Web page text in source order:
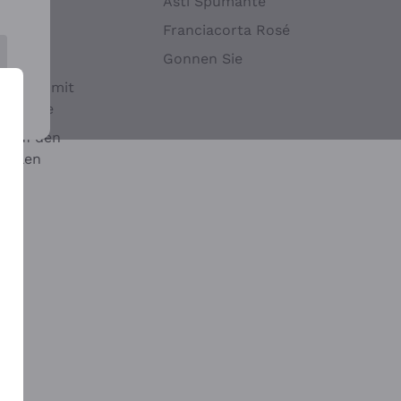
oder mit
Sulfite
auf den
Franciacorta Rosé
Gonnen Sie